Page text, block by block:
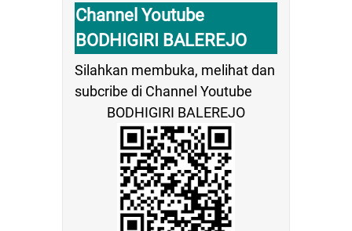
Channel Youtube
BODHIGIRI BALEREJO
Silahkan membuka, melihat dan
subcribe di Channel Youtube
BODHIGIRI BALEREJO